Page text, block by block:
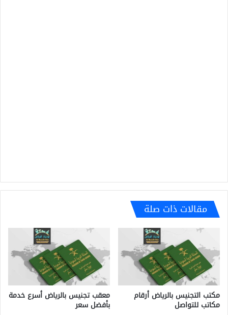
مقالات ذات صلة
مكتب التجنيس بالرياض أرقام
مكاتب للتواصل
معقب تجنيس بالرياض أسرع خدمة
بأفضل سعر